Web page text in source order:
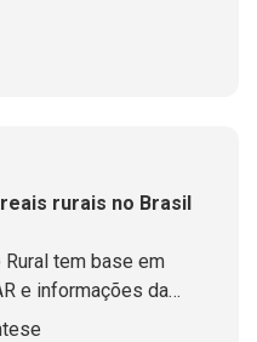
rurais no Brasil
tem base em
e informações da
rodoviários